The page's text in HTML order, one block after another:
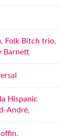
Folk Bitch trio,
Barnett
Hispanic
André,